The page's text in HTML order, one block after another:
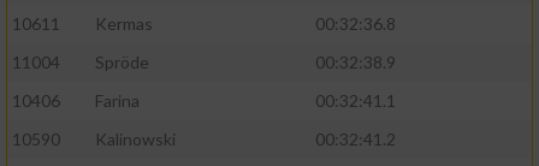
10611
Kermas
00:32:36.8
11004
Spröde
00:32:38.9
10406
Farina
00:32:41.1
10590
Kalinowski
00:32:41.2
Messung der Performance von Inhalten
Analyse von Zielgruppen durch Statistiken
oder Kombinationen von Daten aus
verschiedenen Quellen